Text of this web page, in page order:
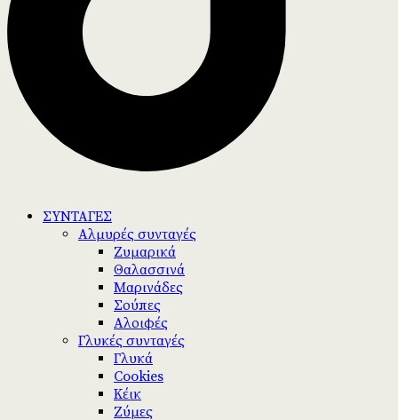
ΣΥΝΤΑΓΕΣ
Αλμυρές συνταγές
Ζυμαρικά
Θαλασσινά
Μαρινάδες
Σούπες
Αλοιφές
Γλυκές συνταγές
Γλυκά
Cookies
Κέικ
Ζύμες